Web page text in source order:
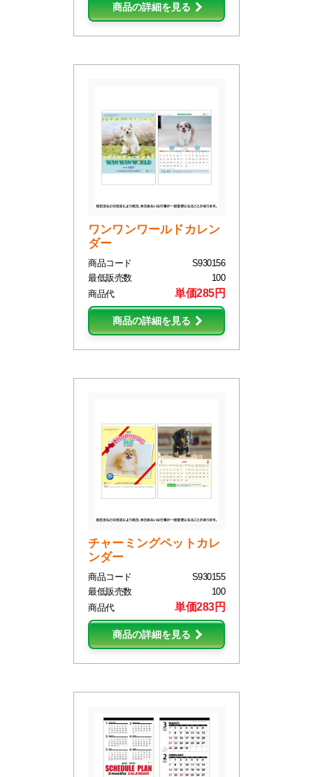
商品の詳細を見る
ワンワンワールドカレン
ダー
商品コード
S930156
最低販売数
100
商品代
単価285円
商品の詳細を見る
チャーミングペットカレ
ンダー
商品コード
S930155
最低販売数
100
商品代
単価283円
商品の詳細を見る